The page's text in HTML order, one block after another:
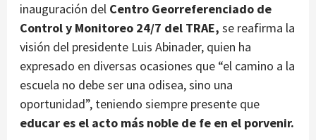
inauguración del Centro Georreferenciado de
Control y Monitoreo 24/7 del TRAE, se reafirma la
visión del presidente Luis Abinader, quien ha
expresado en diversas ocasiones que “el camino a la
escuela no debe ser una odisea, sino una
oportunidad”, teniendo siempre presente que
educar es el acto más noble de fe en el porvenir.